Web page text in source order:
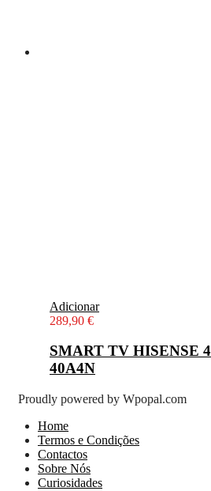
Adicionar
289,90 €
SMART TV HISENSE
40A4N
Proudly powered by Wpopal.com
Home
Termos e Condições
Contactos
Sobre Nós
Curiosidades